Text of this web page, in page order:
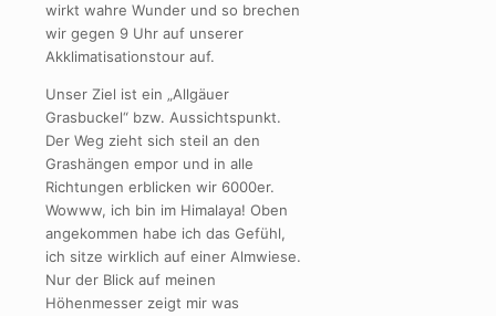
wirkt wahre Wunder und so brechen
wir gegen 9 Uhr auf unserer
Akklimatisationstour auf.
Unser Ziel ist ein „Allgäuer
Grasbuckel“ bzw. Aussichtspunkt.
Der Weg zieht sich steil an den
Grashängen empor und in alle
Richtungen erblicken wir 6000er.
Wowww, ich bin im Himalaya! Oben
angekommen habe ich das Gefühl,
ich sitze wirklich auf einer Almwiese.
Nur der Blick auf meinen
Höhenmesser zeigt mir was